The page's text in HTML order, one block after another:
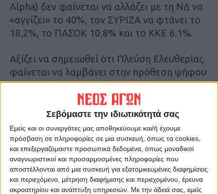
Σεβόμαστε την ιδιωτικότητά σας
Εμείς και οι συνεργάτες μας αποθηκεύουμε και/ή έχουμε
πρόσβαση σε πληροφορίες σε μια συσκευή, όπως τα cookies,
και επεξεργαζόμαστε προσωπικά δεδομένα, όπως μοναδικοί
αναγνωριστικοί και προσαρμοσμένες πληροφορίες που
αποστέλλονται από μια συσκευή για εξατομικευμένες διαφημίσεις
και περιεχόμενο, μέτρηση διαφήμισης και περιεχομένου, έρευνα
ακροατηρίου και ανάπτυξη υπηρεσιών. Με την άδειά σας, εμείς
Alpha) δεν φαίνεται να αλλάζει με τη ΝΔ να
«αγγίζει» το 40%, τον ΣΥΡΙΖΑ να φτάνει το
18,2%, το ΠΑΣΟΚ 10,8% και το ΚΚΕ 6.1%.
Αξίζει να σημειωθεί ότι Πλεύση Ελευθερίας
φαίνεται να λαμβάνει στην πρόθεση ψήφου
4,4%, η Νίκη 3,4% η Ελληνική Λύση 3,3% ενώ
εκτός Βουλής μένει το ΜέΡΑ25 με 1,7%.
Αντίστοιχα είναι τα ποσοστά που
καταγράφονται και στην δημοσκόπηση της
GPO για τα ΝΕΑ.